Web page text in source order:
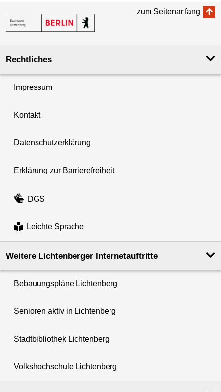
zum Seitenanfang
Rechtliches
Impressum
Kontakt
Datenschutzerklärung
Erklärung zur Barrierefreiheit
DGS
Leichte Sprache
Weitere Lichtenberger Internetauftritte
Bebauungspläne Lichtenberg
Senioren aktiv in Lichtenberg
Stadtbibliothek Lichtenberg
Volkshochschule Lichtenberg